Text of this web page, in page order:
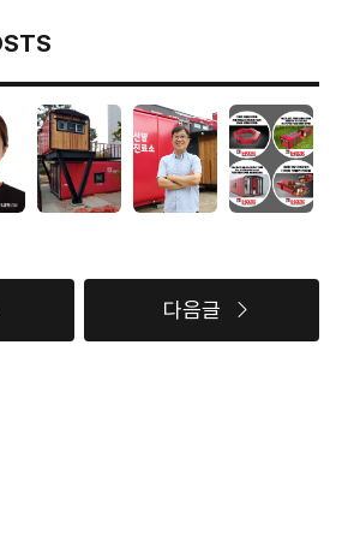
다음글